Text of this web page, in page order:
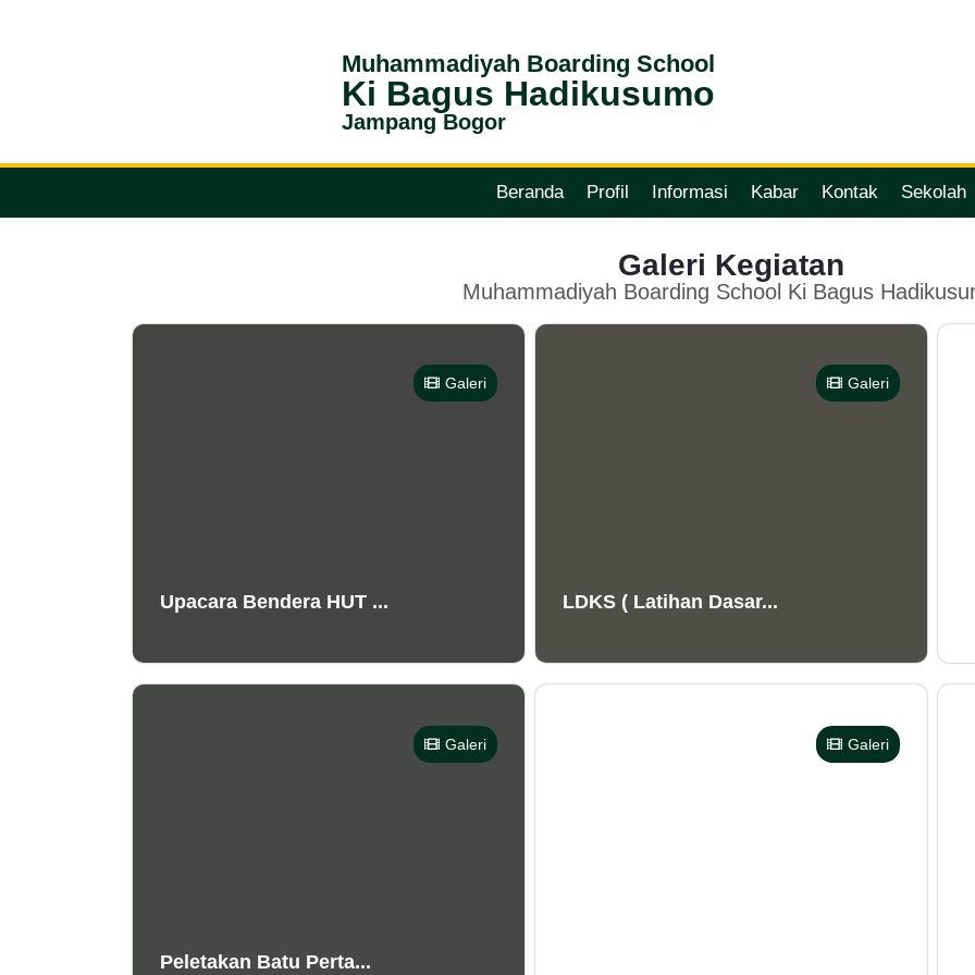
Muhammadiyah Boarding School
Ki Bagus Hadikusumo
Jampang Bogor
Beranda Profil Informasi Kabar Kontak Sekolah
Galeri Kegiatan
Muhammadiyah Boarding School Ki Bagus
Galeri
Upacara Bendera HUT ...
Galeri
LDKS ( Latihan Dasar...
Galeri
Peletakan Batu Perta...
Galeri